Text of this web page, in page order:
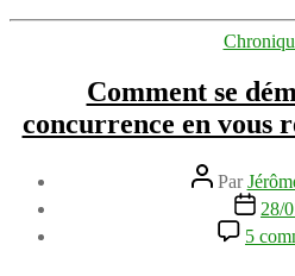
Comment se
concurrence en vous
Auteur
de
l’article
Par
Date
de
l’article
28/
5